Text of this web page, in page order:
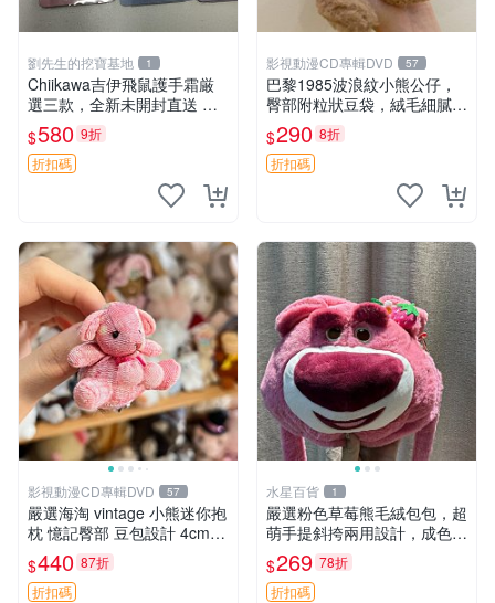
劉先生的挖寶基地 1
Chiikawa吉伊飛鼠護手霜厳
選三款，全新未開封直送 飛
鼠 護手霜 吉伊三款 新貨
$580 9折
折扣碼
影視動漫CD專輯DVD 57
巴黎1985波浪紋小熊公仔，
臀部附粒狀豆袋，絨毛細膩臉
部可愛，中古嚴選推薦 小熊
公仔 豆袋
$290 8折
折扣碼
影視動漫CD專輯DVD 57
嚴選海淘 vintage 小熊迷你抱
枕 憶記臀部 豆包設計 4cm
高 推薦收藏 迷你豆包小熊、
高臀部、豆袋抱枕
$440 87折
折扣碼
水星百貨 1
嚴選粉色草莓熊毛絨包包，超
萌手提斜挎兩用設計，成色上
佳容量大 粉紅草莓 毛絨包 超
大容量
$269 78折
折扣碼